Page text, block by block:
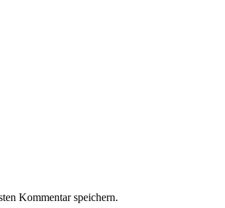
Kommentar speichern.